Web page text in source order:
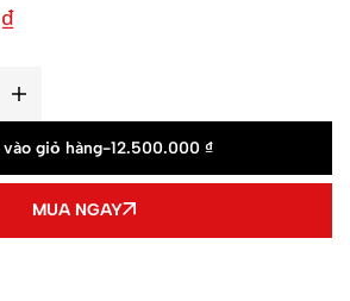
₫
giỏ hàng-12.500.000 ₫
MUA NGAY